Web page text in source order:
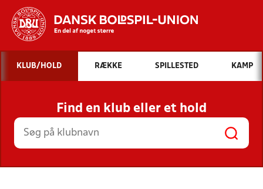
Hvad vil du søge efter?
INDHOLD OG NYHEDER
STILLINGER, RESULTATER, KLUBBER OG
HOLD
KLUB/HOLD RÆKKE SPILLESTED KAMP
Find en klub eller et hold